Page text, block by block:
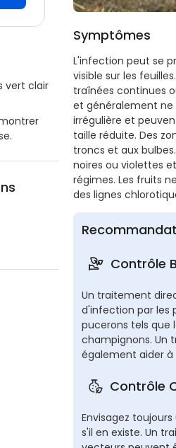
vert clair
Symptômes
L'infection peut se
visible sur les
traînées continues
et généralement ne
irrégulière et
taille réduite. Des
troncs et aux
noires ou violettes
régimes. Les fruits
des lignes
Contrôle
Un traitement
d'infection par les
pucerons tels que
champignons. Un
également aider à
Contrôle
Envisagez
s'il en existe. Un